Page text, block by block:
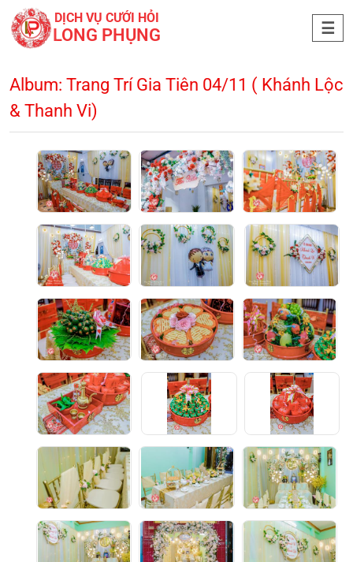
DỊCH VỤ CƯỚI HỎI
LONG PHỤNG
Album: Trang Trí Gia Tiên 04/11 ( Khánh Lộc
& Thanh Vi)